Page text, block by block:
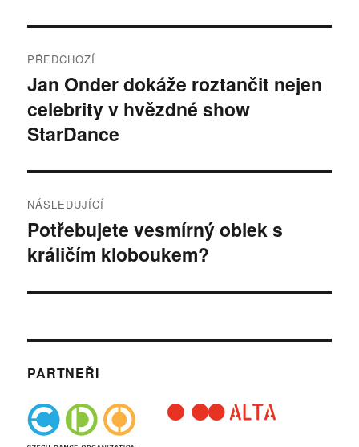
pro
příspěvek
PŘEDCHOZÍ
Předchozí
příspěvek:
Jan Onder dokáže roztančit nejen
celebrity v hvězdné show
StarDance
NÁSLEDUJÍCÍ
Následující
příspěvek:
Potřebujete vesmírný oblek s
králičím kloboukem?
PARTNEŘI